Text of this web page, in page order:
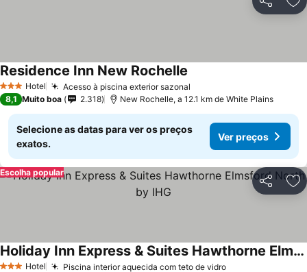
Partilhar
3 EstrelasHotel Acesso à piscina exterior sazonal
Residence Inn New Rochelle
8,1 Muito boa 2.318 New Rochelle, a 12.1 km de White Plains
Selecione as datas para ver os preços
exatos.
Ver preços
Partilhar
Escolha popular
Hotel Piscina interior aquecida com teto de vidroVer preços
Holiday Inn Express & Suites Hawthorne Elmsford North by IHG
Ver preços